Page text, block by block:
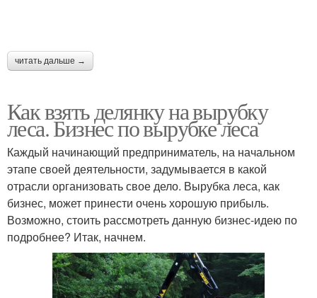
читать дальше →
Как взять делянку на вырубку
леса. Бизнес по вырубке леса
Каждый начинающий предприниматель, на начальном
этапе своей деятельности, задумывается в какой
отрасли организовать свое дело. Вырубка леса, как
бизнес, может принести очень хорошую прибыль.
Возможно, стоить рассмотреть данную бизнес-идею по
подробнее? Итак, начнем.